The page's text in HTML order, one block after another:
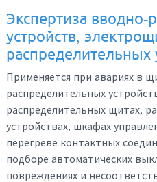
Экспертиза вводно-
устройств,
распределительных
Применяется при авариях в
распределительных
распределительных щитах,
устройствах, шкафах
перегреве контактных
подборе автоматических
повреждениях и